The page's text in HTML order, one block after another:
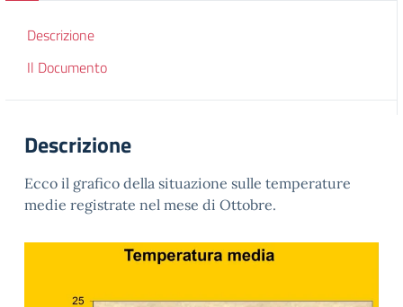
Descrizione
Il Documento
Descrizione
Ecco il grafico della situazione sulle temperature
medie registrate nel mese di Ottobre.